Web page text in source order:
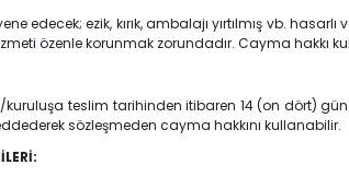
edecek; ezik, kırık, ambalajı yırtılmış vb.
özenle korunmak zorundadır. Cayma hakkı
kuruluşa teslim tarihinden itibaren 14 (on dört)
sözleşmeden cayma hakkını kullanabilir.